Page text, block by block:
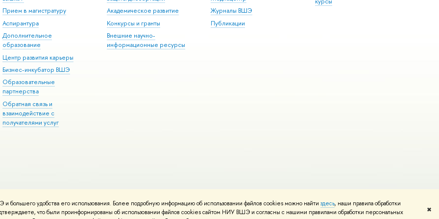
удобства его использования. Более подробную информацию об использовании файлов cookies можно найти здесь, наши правила обработки
что были проинформированы об использовании файлов cookies сайтом НИУ ВШЭ и согласны с нашими правилами обработки персональных
✖
Прием в магистратуру
Аспирантура
Дополнительное
образование
Центр развития карьеры
Бизнес-инкубатор ВШЭ
Образовательные
партнерства
Обратная связь и
взаимодействие с
получателями услуг
Академическое развитие
Конкурсы и гранты
Внешние научно-
информационные ресурсы
Журналы ВШЭ
Публикации
Редактору
Условия использования материалов Политика конфиденциальности Карта сайта
вШколе дизайна НИУ ВШЭ